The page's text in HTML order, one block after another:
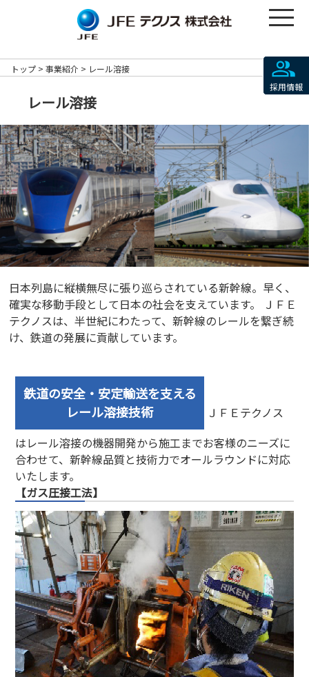
トップ 事業紹介 レール溶接
レール溶接
日本列島に縦横無尽に張り巡らされている新幹線。早く、
確実な移動手段として日本の社会を支えています。 ＪＦＥ
テクノスは、半世紀にわたって、新幹線のレールを繋ぎ続
け、鉄道の発展に貢献しています。
鉄道の安全・安定輸送を支える
レール溶接技術
ＪＦＥテクノス
はレール溶接の機器開発から施工までお客様のニーズに
合わせて、新幹線品質と技術力でオールラウンドに対応
いたします。
【ガス圧接工法】
採用情報